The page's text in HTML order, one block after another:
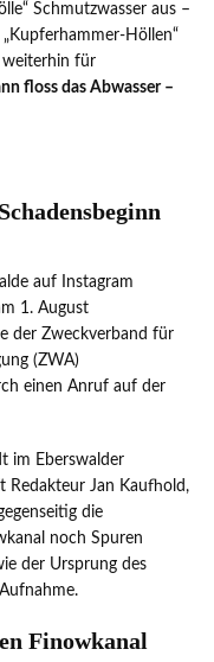
Schmutzwasser aus –
Höllen“
weiterhin für
floss das Abwasser –
auf Instagram
1. August
der Zweckverband für
(ZWA)
einen Anruf auf der
im Eberswalder
Redakteur Jan Kaufhold,
die
noch Spuren
der Ursprung des
Finowkanal